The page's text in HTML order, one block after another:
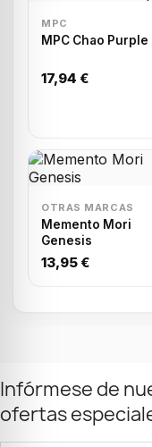
MPC
MPC Chao Purple
17,94 €
OTRAS MARCAS
Memento Mori
Genesis
13,95 €
Infórmese de
ofertas